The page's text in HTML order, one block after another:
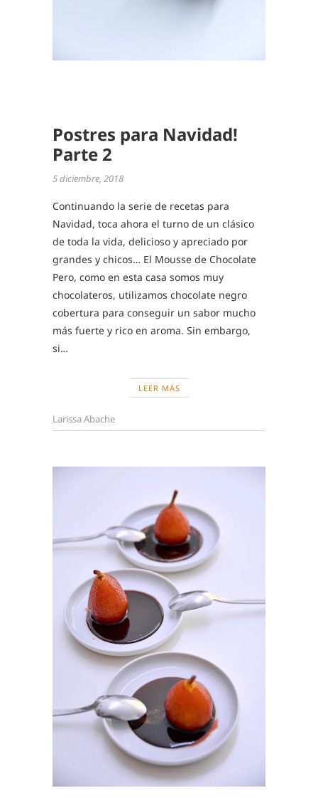
Postres para Navidad!
Parte 2
5 diciembre, 2018
Continuando la serie de recetas para
Navidad, toca ahora el turno de un clásico
de toda la vida, delicioso y apreciado por
grandes y chicos… El Mousse de Chocolate
Pero, como en esta casa somos muy
chocolateros, utilizamos chocolate negro
cobertura para conseguir un sabor mucho
más fuerte y rico en aroma. Sin embargo,
si…
LEER MÁS
Larissa Abache